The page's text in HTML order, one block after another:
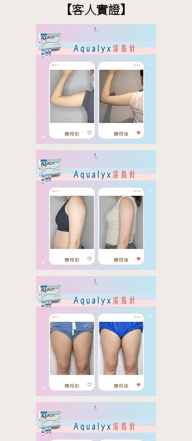
【客人實證】